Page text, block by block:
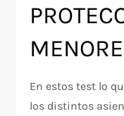
En estos test lo
los distintos